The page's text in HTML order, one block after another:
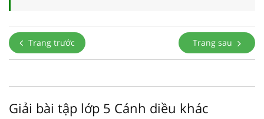
Trang trước Trang sau
Giải bài tập lớp 5 Cánh diều khác